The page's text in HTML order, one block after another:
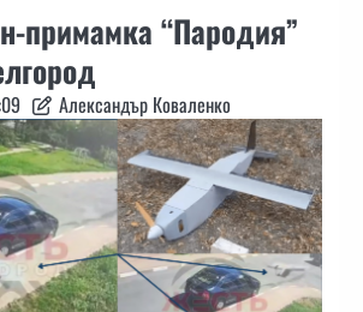
примамка “Пародия”
Александър Коваленко